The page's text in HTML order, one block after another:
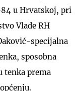
u Hrvatskoj, pri
Vlade RH
specijalna
sposobna
tenka prema